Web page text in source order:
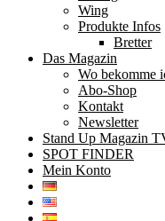
Wing
Produkte Infos
Bretter
Das Magazin
Wo bekomme
Abo-Shop
Kontakt
Newsletter
Stand Up Magazin
SPOT FINDER
Mein Konto